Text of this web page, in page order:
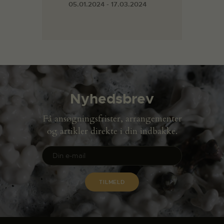
05.01.2024 - 17.03.2024
Nyhedsbrev
Få ansøgningsfrister, arrangementer
og artikler direkte i din indbakke.